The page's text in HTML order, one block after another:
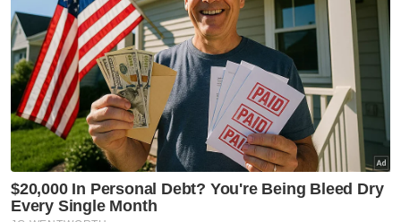
Sukan
Bapa Lionel Messi meninggal
dunia pada usia 68 tahun
Sukan
Gol Pavithran bawa Harimau
Malaya ke separuh akhir Piala
ASEAN 2026
Sukan